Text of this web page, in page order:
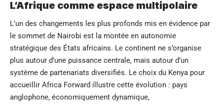
L’Afrique comme espace multipolaire
L’un des changements les plus profonds mis en évidence par
le sommet de Nairobi est la montée en autonomie
stratégique des États africains. Le continent ne s’organise
plus autour d’une puissance centrale, mais autour d’un
système de partenariats diversifiés. Le choix du Kenya pour
accueillir Africa Forward illustre cette évolution : pays
anglophone, économiquement dynamique,